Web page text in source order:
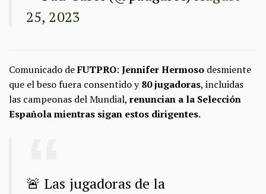
25, 2023
Comunicado deFUTPRO: Jennifer Hermoso desmiente
que el beso fuera consentido y80 jugadoras, incluidas
las campeonas del Mundial, renuncian a la Selección
Española mientras sigan estos dirigentes.
🚨 Las jugadoras de la